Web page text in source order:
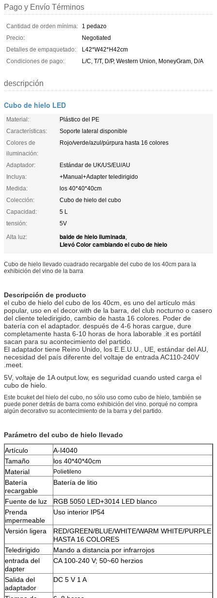
Pago y Envío Términos
Cantidad de orden mínima:
1 pedazo
Precio:
Negotiated
Detalles de empaquetado:
L42*W42*H42cm
Condiciones de pago:
L/C, T/T, D/P, Western Union, MoneyGram, D/A
descripción
Cubo de hielo LED
Material:
Plástico del PE
Características:
Soporte lateral disponible
Colores de
iluminación:
Rojo/verde/azul/púrpura hasta 16 colores
Adaptador:
Estándar de UK/US/EU/AU
Incluya:
+Manual+Adapter teledirigido
Medida:
los 40*40*40cm
Colección:
Cubo de hielo del cubo
Capacidad:
5 L
tensión:
5V
Alta luz:
balde de hielo iluminada,
Llevó Color cambiando el cubo de hielo
Cubo de hielo llevado cuadrado recargable del cubo de los 40cm para la
exhibición del vino de la barra
Descripción de producto
el cubo de hielo del cubo de los 40cm, es uno del artículo más
popular, uso en el decor.with de la barra, del club nocturno o casero
del cliente teledirigido, cambio de hasta 16 colores. Poder de
batería con el adaptador. después de 4-6 horas cargue, dure
completamente hasta 6-10 horas de hora laborable .it es portátil
sacan para su acontecimiento del partido.
El adaptador tiene Reino Unido, los E.E.U.U., UE, estándar del AU,
necesidad del país diferente del voltaje de entrada AC110-240V
.meet.
5V, voltaje de 1A output.low, es seguridad cuando usted carga el
cubo de hielo.
Este bcuket del hielo del cubo, no sólo uso como cubo de hielo, también se
puede poner detrás de barra como exhibición del vino. porqué no compra
algún decorativo su acontecimiento de la barra y del partido.
Parámetro del cubo de hielo llevado
Artículo
A-I4040
Tamaño
los 40*40*40cm
Material
Polietileno
Batería
recargable
Batería de litio
Fuente de luz
RGB 5050 LED+3014 LED blanco
Prenda
impermeable
Uso interior IP54
Versión ligera
RED/GREEN/BLUE/WHITE/WARM WHITE/PURPLE
HASTA 16 COLORES
Teledirigido
Mando a distancia por infrarrojos
entrada del
dapter
CA 100-240 V; 50~60 herzios
Salida del
adaptador
DC 5 V 1 A